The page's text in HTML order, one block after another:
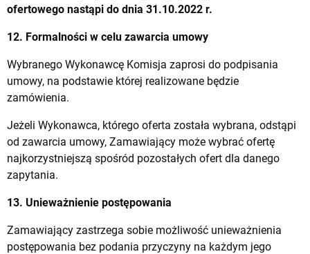
ofertowego nastąpi do dnia 31.10.2022 r.
12. Formalności w celu zawarcia umowy
Wybranego Wykonawcę Komisja zaprosi do podpisania
umowy, na podstawie której realizowane będzie
zamówienia.
Jeżeli Wykonawca, którego oferta została wybrana, odstąpi
od zawarcia umowy, Zamawiający może wybrać ofertę
najkorzystniejszą spośród pozostałych ofert dla danego
zapytania.
13. Unieważnienie postępowania
Zamawiający zastrzega sobie możliwość unieważnienia
postępowania bez podania przyczyny na każdym jego